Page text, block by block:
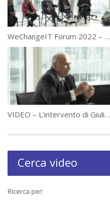
Category:WeChangeIT Forum
Tags:#WECHANGEIT ,5G,Cradlepoint
WeChangeIT Forum 2022 – Spazio Dialoghi
VIDEO – L’intervento di Giulio Sapelli a WeChangeIT Forum 2022
Cerca video
Ricerca per: